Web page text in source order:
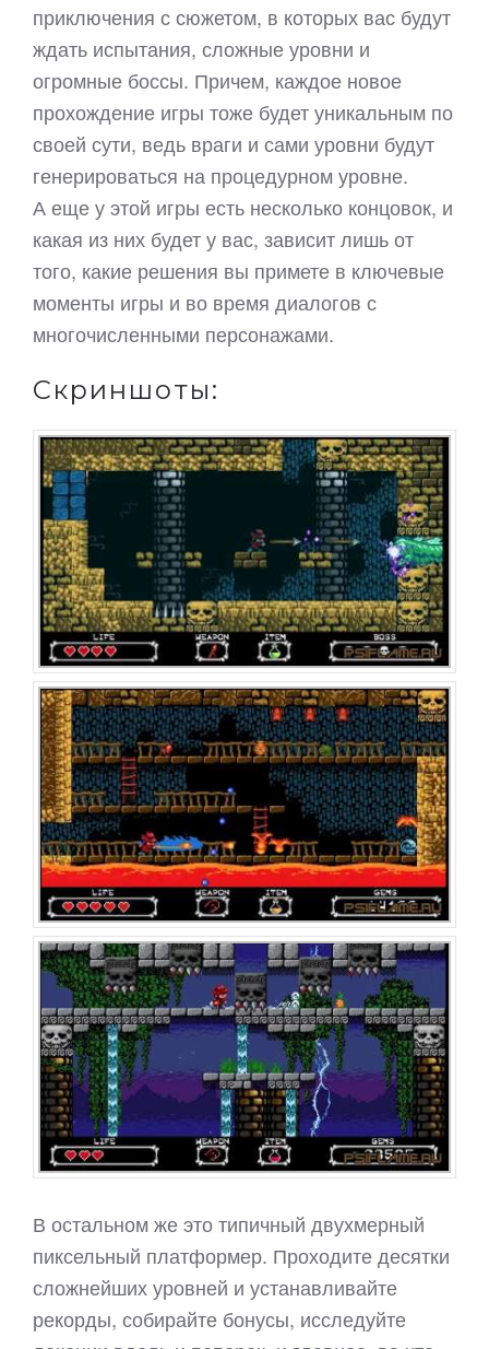
приключения с сюжетом, в которых вас будут
ждать испытания, сложные уровни и
огромные боссы. Причем, каждое новое
прохождение игры тоже будет уникальным по
своей сути, ведь враги и сами уровни будут
генерироваться на процедурном уровне.
А еще у этой игры есть несколько концовок, и
какая из них будет у вас, зависит лишь от
того, какие решения вы примете в ключевые
моменты игры и во время диалогов с
многочисленными персонажами.
Скриншоты:
В остальном же это типичный двухмерный
пиксельный платформер. Проходите десятки
сложнейших уровней и устанавливайте
рекорды, собирайте бонусы, исследуйте